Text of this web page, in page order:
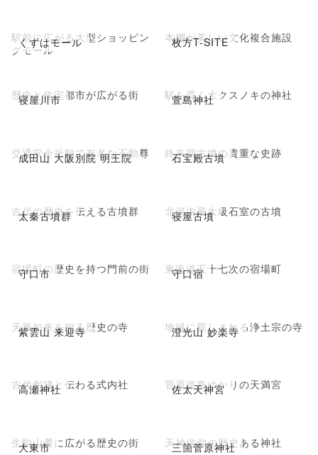
くずはモール
駅前に広がる大型ショッピン
グモール
枚方T-SITE
本棚が美しい文化複合施設
寝屋川市
歴史と住宅都市が広がる街 萱島神社
駅を貫く大クスノキの神社
成田山 大阪別院 明王院
交通安全祈願で有名な不動尊 石宝殿古墳
終末期古墳の貴重な史跡
太秦古墳群
古代の歴史を伝える古墳群 寝屋古墳
北河内最大級石室の古墳
守口市
宿場町の歴史を持つ門前の街 守口宿
東海道五十七次の宿場町
紫雲山 来迎寺
天筆如来を祀る歴史の寺 澄光山 妙楽寺
地域に親しまれる浄土宗の寺
高瀬神社
古代創建と伝わる式内社 佐太天神宮
菅原道真ゆかりの天満宮
大東市
生駒山麓に広がる歴史の街 三箇菅原神社
天神信仰の歴史ある神社